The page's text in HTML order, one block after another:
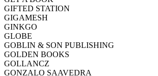
GIFTED STATION
GIGAMESH
GINKGO
GLOBE
GOBLIN & SON PUBLISHING
GOLDEN BOOKS
GOLLANCZ
GONZALO SAAVEDRA